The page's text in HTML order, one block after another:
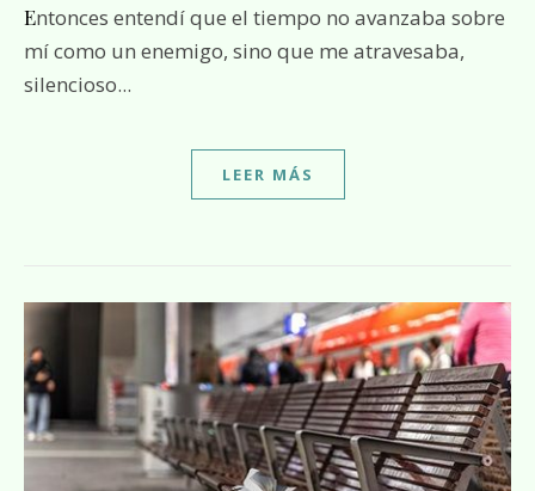
Entonces entendí que el tiempo no avanzaba sobre
mí como un enemigo, sino que me atravesaba,
silencioso...
LEER MÁS